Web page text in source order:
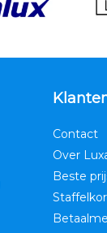
Contact
Over
Beste